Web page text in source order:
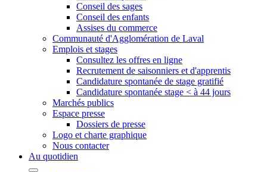
Conseil des sages
Conseil des enfants
Assises du commerce
Communauté d'Agglomération de Laval
Emplois et stages
Consultez les offres en ligne
Recrutement de saisonniers et d'apprentis
Candidature spontanée de stage gratifié
Candidature spontanée stage < à 44 jours
Marchés publics
Espace presse
Dossiers de presse
Logo et charte graphique
Nous contacter
Au quotidien